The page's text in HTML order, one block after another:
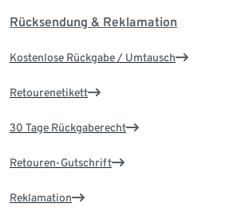
Rücksendung & Reklamation
Kostenlose Rückgabe / Umtausch
Retourenetikett
30 Tage Rückgaberecht
Retouren-Gutschrift
Reklamation